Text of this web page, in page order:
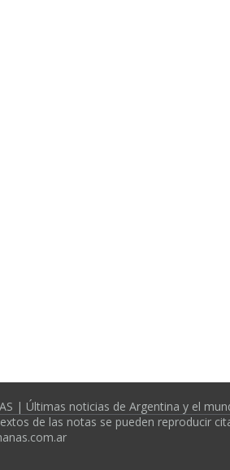
| Últimas noticias de Argentina y el
de las notas se pueden reproducir